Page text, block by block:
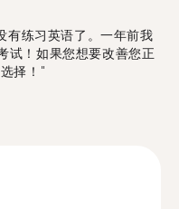
有练习英语了。一年前我
试！如果您想要改善您正
择！"